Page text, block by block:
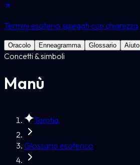
Termini esoterici spiegati con chiarezza
Oracolo Enneagramma Glossario Aiuto
Concetti & simboli
Manù
Tarotia
Glossario esoterico